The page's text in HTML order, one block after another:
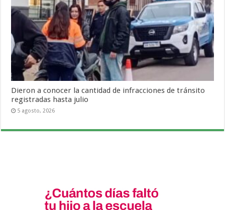
Dieron a conocer la cantidad de infracciones de tránsito
registradas hasta julio
5 agosto, 2026